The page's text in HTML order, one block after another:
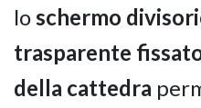
lo schermo
trasparente
della cattedra